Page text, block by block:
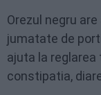
Orezul negru
jumatate de
ajuta la
constipatia,